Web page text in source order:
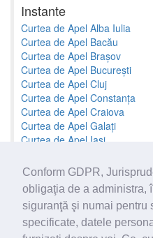
Conform GDPR,
obligaţia de a administra,
siguranţă şi numai pentru
specificate, datele
Instante
Curtea de Apel Alba Iulia
Curtea de Apel Bacău
Curtea de Apel Brașov
Curtea de Apel București
Curtea de Apel Cluj
Curtea de Apel Constanța
Curtea de Apel Craiova
Curtea de Apel Galați
Curtea de Apel Iași
Toate instantele